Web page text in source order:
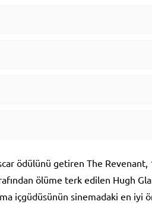
ödülünü getiren The
ölüme terk edilen Hugh
içgüdüsünün sinemadaki en iyi